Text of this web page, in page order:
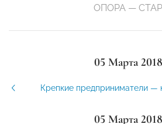
ОПОРА —
05 Марта 2018
Крепкие предприниматели —
05 Марта 2018